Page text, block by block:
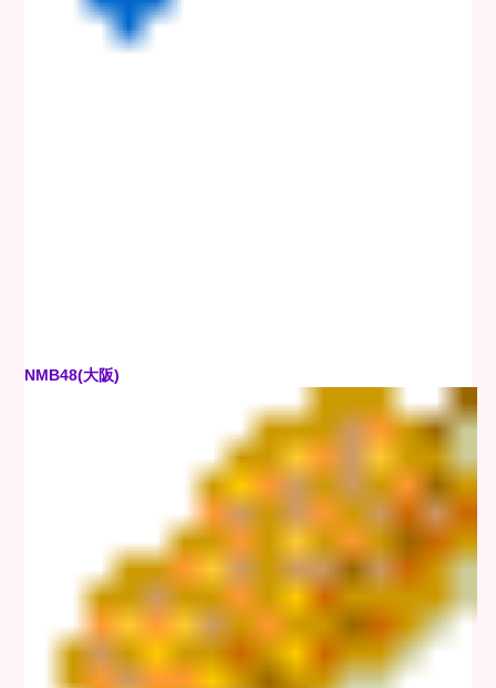
NMB48(大阪)